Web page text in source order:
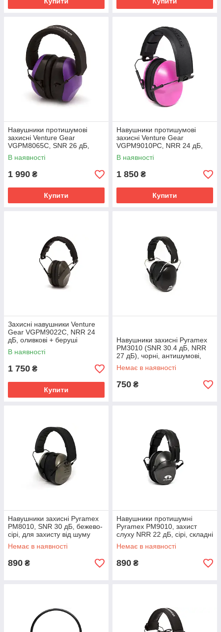
Навушники протишумові
захисні Venture Gear
VGPM8065C, SNR 26 дБ,
фіолетові, беруші в комплекті
В наявності
1 990 ₴
Купити
Навушники протишумові
захисні Venture Gear
VGPM9010PC, NRR 24 дБ,
рожеві, з берушами, для
роботи та захисту слуху
В наявності
1 850 ₴
Купити
Захисні навушники Venture
Gear VGPM9022C, NRR 24
дБ, оливкові + беруші
В наявності
1 750 ₴
Купити
Навушники захисні Pyramex
PM3010 (SNR 30.4 дБ, NRR
27 дБ), чорні, антишумові,
регульоване оголов'я
Немає в наявності
750 ₴
Навушники захисні Pyramex
PM8010, SNR 30 дБ, бежево-
сірі, для захисту від шуму
Немає в наявності
890 ₴
Навушники протишумні
Pyramex PM9010, захист
слуху NRR 22 дБ, сірі, складні
Немає в наявності
890 ₴